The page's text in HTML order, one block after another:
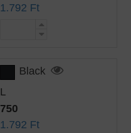
1.792 Ft
Black
L
750
1.792 Ft